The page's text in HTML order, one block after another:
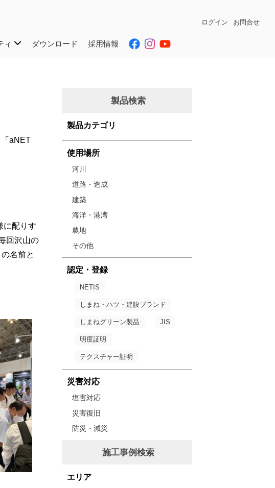
ログイン お問合せ
ィ ダウンロード 採用情報
aNET
に配りす
回沢山の
名前と
製品検索
製品カテゴリ
使用場所
河川
道路・造成
建築
海洋・港湾
農地
その他
認定・登録
NETIS
しまね・ハツ・建設ブランド
しまねグリーン製品 JIS
明度証明
テクスチャー証明
災害対応
塩害対応
災害復旧
防災・減災
施工事例検索
エリア